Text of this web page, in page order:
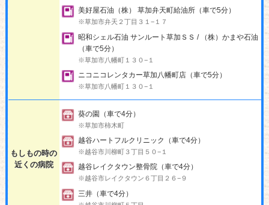
美好屋石油（株） 草加弁天町給油所（車で5分）
※草加市弁天２丁目３１−１７
昭和シェル石油 サンルート草加ＳＳ / （株）かまや石油
（車で5分）
※草加市八幡町１３０−１
ニコニコレンタカー草加八幡町店（車で5分）
※草加市八幡町１３０−１
もしもの時の
近くの病院
葵の園（車で4分）
※草加市柿木町
越谷ハートフルクリニック（車で4分）
※越谷市川柳町３丁目５０−１
越谷レイクタウン整骨院（車で4分）
※越谷市レイクタウン６丁目２６−９
三井（車で4分）